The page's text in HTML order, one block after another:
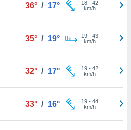
36° / 17° 18- 42
km/h
35° / 19° 19- 43
km/h
32° / 17° 19- 42
km/h
33° / 16° 19- 44
km/h